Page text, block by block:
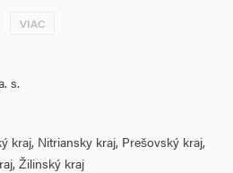
MSP, pre
Finančnými nástrojmi sa v rámci
začínajúce MSP v prvotnej fáze
na podporu priemyslu a služieb
služieb (KIS) a nových
VIAC
s.
kraj, Nitriansky kraj, Prešovský kraj,
Žilinský kraj